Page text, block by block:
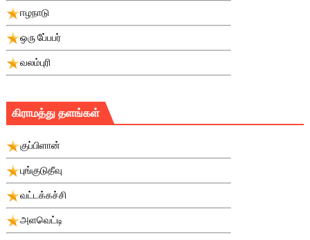
ஈழநாடு
ஒரு பே்பபர்
வலம்புரி
கிராமத்து தளங்கள்
குப்பிளான்
புங்குடுதீவு
வட்டக்கச்சி
அளவெட்டி